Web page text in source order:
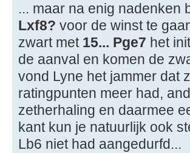
... maar na enig nadenken
Lxf8? voor de winst te
zwart met 15... Pge7 het
de aanval en komen de
vond Lyne het jammer dat
ratingpunten meer had,
zetherhaling en daarmee
kant kun je natuurlijk ook
Lb6 niet had aangedurfd...